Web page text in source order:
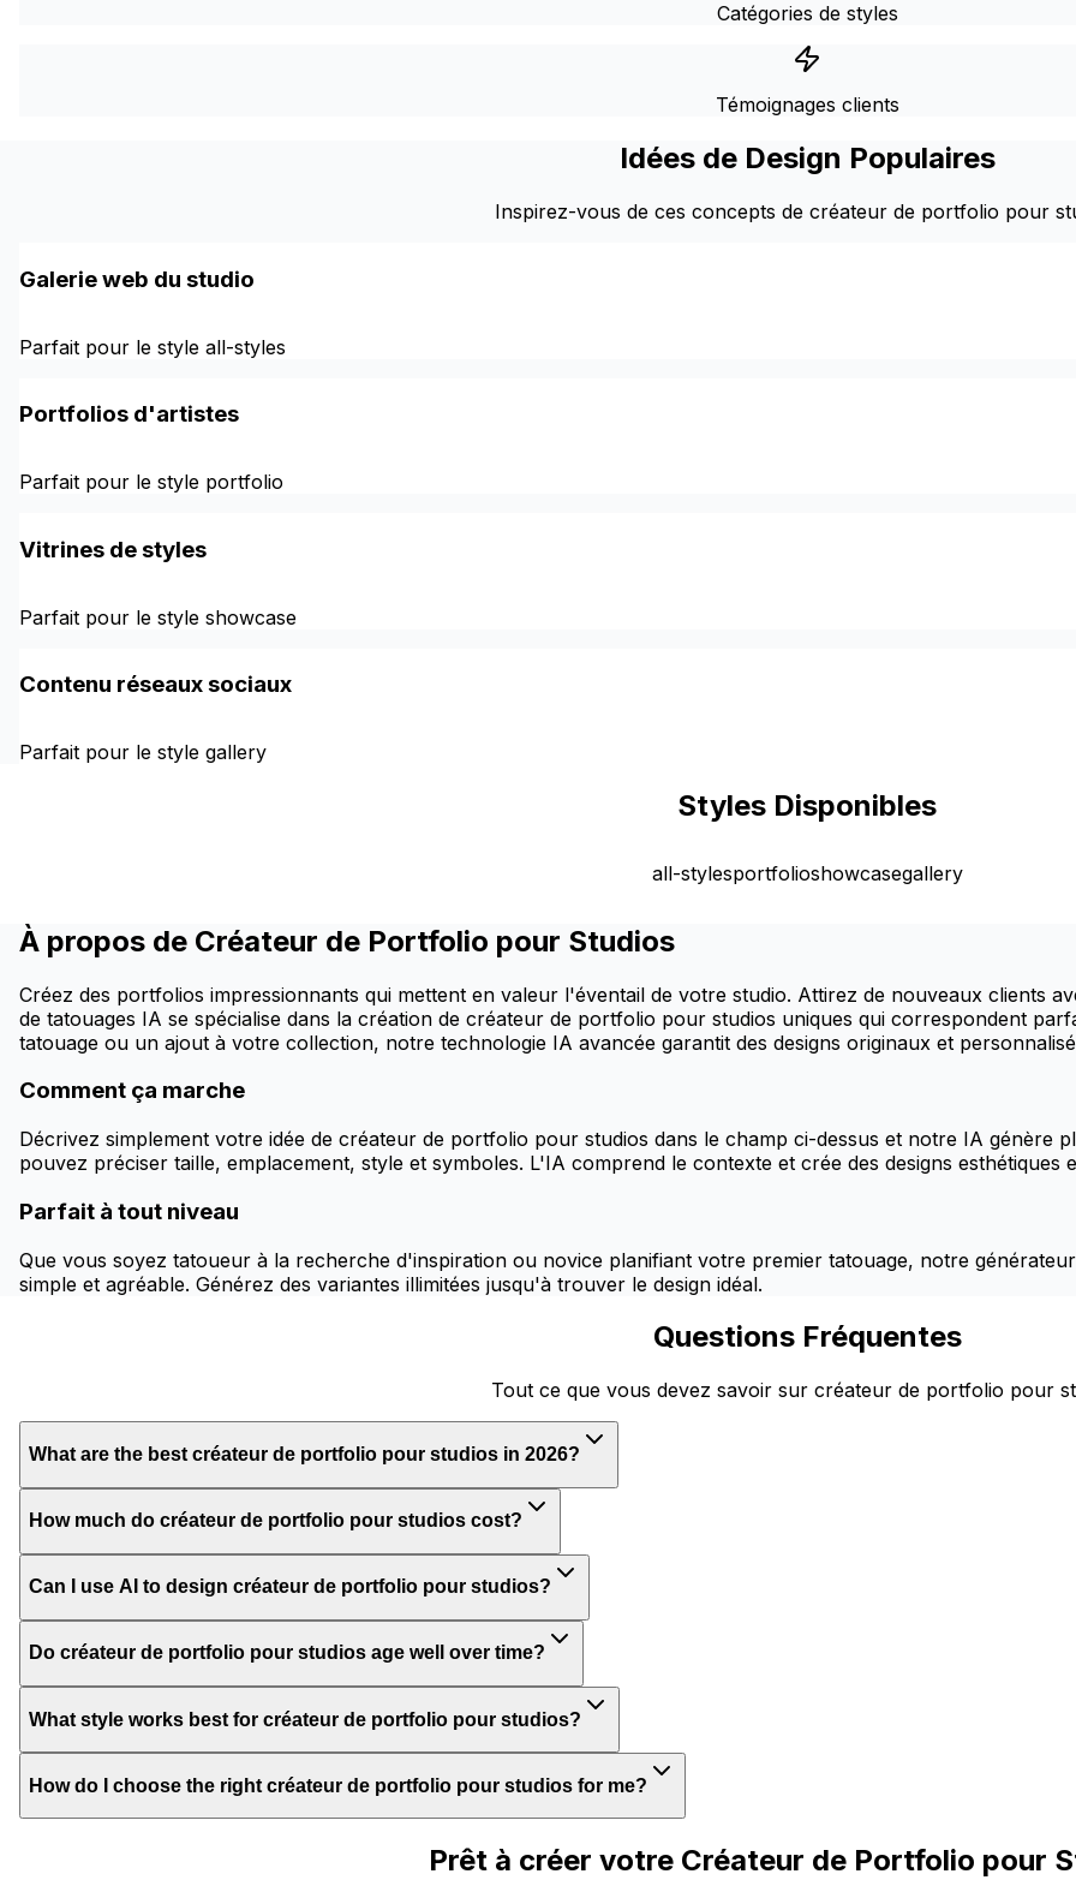
Catégories de styles
Témoignages clients
Idées de Design Populaires
Inspirez-vous de ces concepts de créateur de portfolio pour
Galerie web du studio
Parfait pour le style all-styles
Portfolios d'artistes
Parfait pour le style portfolio
Vitrines de styles
Parfait pour le style showcase
Contenu réseaux sociaux
Parfait pour le style gallery
Styles Disponibles
all-stylesportfolioshowcasegallery
À propos de Créateur de Portfolio pour Studios
Créez des portfolios impressionnants qui mettent en valeur l'éventail de votre studio. Attirez de nouveaux clients
de tatouages IA se spécialise dans la création de créateur de portfolio pour studios uniques qui correspondent
tatouage ou un ajout à votre collection, notre technologie IA avancée garantit des designs originaux et
Comment ça marche
Décrivez simplement votre idée de créateur de portfolio pour studios dans le champ ci-dessus et notre IA génère
pouvez préciser taille, emplacement, style et symboles. L'IA comprend le contexte et crée des designs esthétiques
Parfait à tout niveau
Que vous soyez tatoueur à la recherche d'inspiration ou novice planifiant votre premier tatouage, notre
simple et agréable. Générez des variantes illimitées jusqu'à trouver le design idéal.
Questions Fréquentes
Tout ce que vous devez savoir sur créateur de portfolio pour
What are the best créateur de portfolio pour studios in 2026?
How much do créateur de portfolio pour studios cost?
Can I use AI to design créateur de portfolio pour studios?
Do créateur de portfolio pour studios age well over time?
What style works best for créateur de portfolio pour studios?
How do I choose the right créateur de portfolio pour studios for me?
Prêt à créer votre Créateur de Portfolio pour